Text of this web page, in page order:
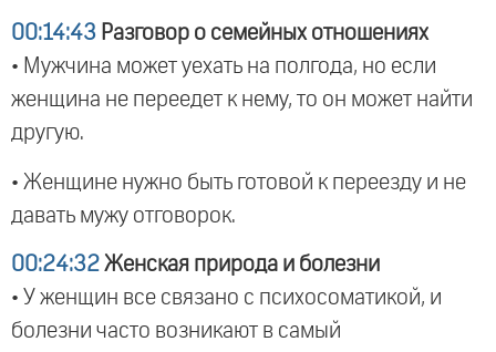
00:14:43 Разговор о семейных отношениях
• Мужчина может уехать на полгода, но если
женщина не переедет к нему, то он может найти
другую.
• Женщине нужно быть готовой к переезду и не
давать мужу отговорок.
00:24:32 Женская природа и болезни
• У женщин все связано с психосоматикой, и
болезни часто возникают в самый